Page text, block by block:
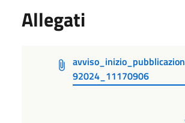
Allegati
92024_11170906